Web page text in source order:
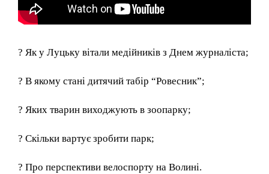
? Як у Луцьку вітали медійників з Днем журналіста;
? В якому стані дитячий табір “Ровесник”;
? Яких тварин виходжують в зоопарку;
? Скільки вартує зробити парк;
? Про перспективи велоспорту на Волині.